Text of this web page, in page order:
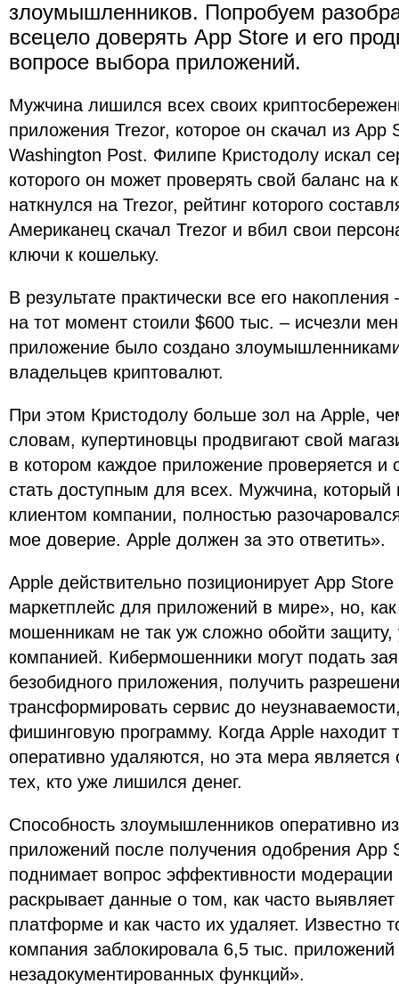
злоумышленников. Попробуем
всецело доверять App Store и его
вопросе выбора приложений.
Мужчина лишился всех своих
приложения Trezor, которое он скачал из App
Washington Post. Филипе Кристодолу искал
которого он может проверять свой баланс на
наткнулся на Trezor, рейтинг которого
Американец скачал Trezor и вбил свои
ключи к кошельку.
В результате практически все его
на тот момент стоили $600 тыс. – исчезли
приложение было создано
владельцев криптовалют.
При этом Кристодолу больше зол на Apple,
словам, купертиновцы продвигают свой
в котором каждое приложение проверяется и
стать доступным для всех. Мужчина,
клиентом компании, полностью
мое доверие. Apple должен за это ответить».
Apple действительно позиционирует App
маркетплейс для приложений в мире», но,
мошенникам не так уж сложно обойти защиту,
компанией. Кибермошенники могут подать
безобидного приложения, получить
трансформировать сервис до
фишинговую программу. Когда Apple находит
оперативно удаляются, но эта мера
тех, кто уже лишился денег.
Способность злоумышленников оперативно
приложений после получения одобрения App
поднимает вопрос эффективности
раскрывает данные о том, как часто
платформе и как часто их удаляет. Известно
компания заблокировала 6,5 тыс.
незадокументированных функций».